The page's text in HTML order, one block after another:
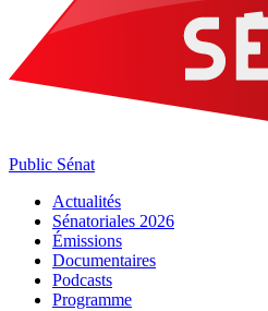
Public Sénat
Actualités
Sénatoriales 2026
Émissions
Documentaires
Podcasts
Programme